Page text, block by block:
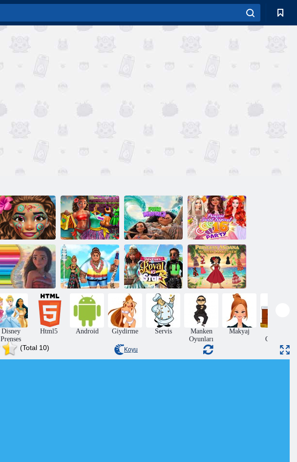
Egzotik Prenses
Makyajı
Egzotik Prenses
Realife Alışveriş
Eğlenceli Maç 3
Mia Tatlı
Tropikal On Altı
Parti
Moana için
Boyama Kitabı
Maceraya Hazır
Randevu
Prensesler
Kraliyet Vs
Yıldız
Moana'nın
Modern
Görünümü
Disney
Prenses
Html5 Android Giydirme Servis
Manken
Oyunları
Makyaj
Oyunları
(Total 10) Koyu